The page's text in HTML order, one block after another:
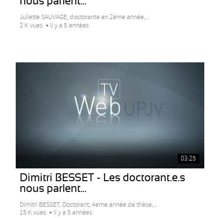
Juliette SAUVAGE, doctorante en 2ème année,...
2 K vues
Il y a 5 années
03:25
Dimitri BESSET - Les doctorant.e.s
nous parlent...
Dimitri BESSET, Doctorant, 4eme année de thèse,...
15 K vues
Il y a 5 années